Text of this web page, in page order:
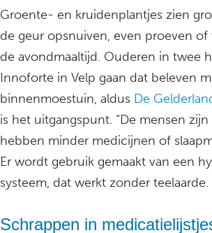
Groente- en kruidenplantjes zien
de geur opsnuiven, even proeven
de avondmaaltijd. Ouderen in twee
Innoforte in Velp gaan dat beleven
binnenmoestuin, aldus De
is het uitgangspunt. “De mensen
hebben minder medicijnen of
Er wordt gebruik gemaakt van een
systeem, dat werkt zonder teelaarde.
Schrappen in